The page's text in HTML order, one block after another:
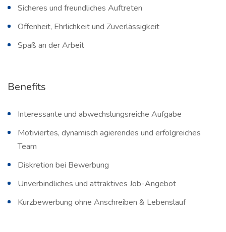
Sicheres und freundliches Auftreten
Offenheit, Ehrlichkeit und Zuverlässigkeit
Spaß an der Arbeit
Benefits
Interessante und abwechslungsreiche Aufgabe
Motiviertes, dynamisch agierendes und erfolgreiches
Team
Diskretion bei Bewerbung
Unverbindliches und attraktives Job-Angebot
Kurzbewerbung ohne Anschreiben & Lebenslauf